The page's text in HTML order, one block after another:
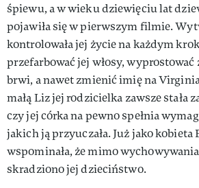
śpiewu, a w wieku dziewięciu lat
pojawiła się w pierwszym filmie.
kontrolowała jej życie na każdym
przefarbować jej włosy,
brwi, a nawet zmienić imię na
małą Liz jej rodzicielka zawsze stała
czy jej córka na pewno spełnia
jakich ją przyuczała. Już jako kobieta
wspominała, że mimo
skradziono jej dzieciństwo.